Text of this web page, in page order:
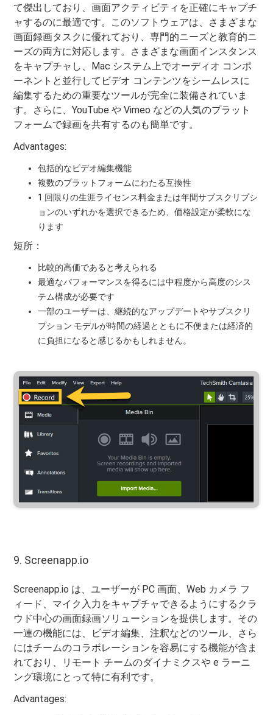
て傑出しており、画面アクティビティを正確にキャプチ
ャするのに最適です。このソフトウェアは、さまざまな
画面録画タスクに優れており、専門的ニーズと教育的ニ
ーズの両方に対応します。さまざまな画面インスタンス
をキャプチャし、Mac システム上でオーディオ コンポ
ーネントと並行してビデオ コンテンツをシームレスに
編集するための重要なツールが完全に装備されていま
す。さらに、YouTube や Vimeo などの人気のプラット
フォームで録画を共有するのも簡単です。
Advantages:
包括的なビデオ編集機能
複数のプラットフォームにわたる互換性
1 回限りの生涯ライセンス料金または年間サブスクリプシ
ョンのいずれかを選択できるため、価格設定が柔軟にな
ります
短所：
比較的高価であると考えられる
最適なパフォーマンスを得るには中程度から高度のシス
テム構成が必要です
一部のユーザーは、継続的なアップデートやサブスクリ
プション モデルが時間の経過とともに不便または経済的
に負担になると感じるかもしれません。
9. Screenapp.io
Screenapp.io は、ユーザーが PC 画面、Web カメラ フ
ィード、マイク入力をキャプチャできるようにするクラ
ウド中心の画面録画ソリューションを提供します。その
一連の機能には、ビデオ編集、注釈などのツール、さら
にはチームのコラボレーションを容易にする機能が含ま
れており、リモート チームのダイナミクスや e ラーニ
ング環境にとって特に有利です。
Advantages: